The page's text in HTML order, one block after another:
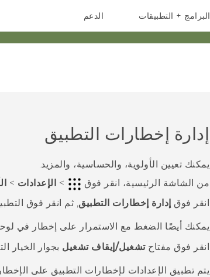
أجهزة الهواتف الذكية
البرامج + التطبيقات الدعم
إدارة إخطارات التطبيق
يمكنك تعيين الأولوية، والحساسية، والمزيد.
من الشاشة
الرئيسية، انقر فوق > الإعدادات >
انقر فوق إدارة إخطارات التطبيق , ثم انقر فوق
يمكنك أيضًا الضغط مع الاستمرار على إخطار في
انقر فوق مفتاحتشغيل/إيقاف تشغيل بجوار الخيار
يتم تطبيق الإعدادات لإخطارات التطبيق على